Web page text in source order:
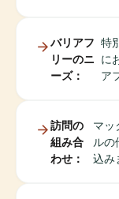
バリアフ
リーのニ
ーズ：
特
に
ア
訪問の
組み合
わせ：
マッ
ルの
込み